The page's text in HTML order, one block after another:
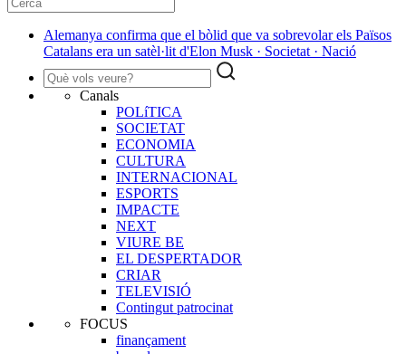
Alemanya confirma que el bòlid que va sobrevolar els Països
Catalans era un satèl·lit d'Elon Musk · Societat · Nació
Canals
POLíTICA
SOCIETAT
ECONOMIA
CULTURA
INTERNACIONAL
ESPORTS
IMPACTE
NEXT
VIURE BE
EL DESPERTADOR
CRIAR
TELEVISIÓ
Contingut patrocinat
FOCUS
finançament